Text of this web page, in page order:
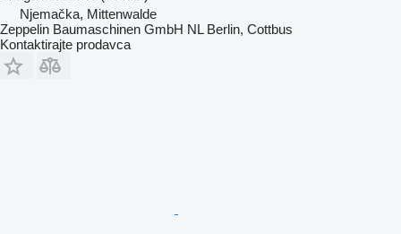
Njemačka, Mittenwalde
Zeppelin Baumaschinen GmbH NL Berlin, Cottbus
Kontaktirajte prodavca